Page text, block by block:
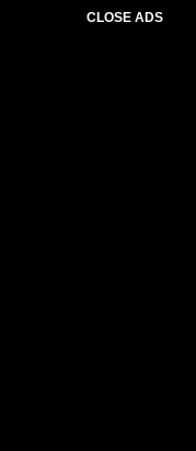
CLOSE ADS